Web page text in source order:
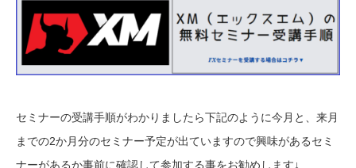
セミナーの受講手順がわかりましたら下記のように今月と、来月
までの2か月分のセミナー予定が出ていますので興味があるセミ
ナーがあるか事前に確認して参加する事をお勧めします↓